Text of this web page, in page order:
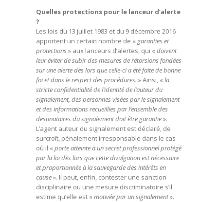
Quelles protections pour le lanceur d’alerte
?
Les lois du 13 juillet 1983 et du 9 décembre 2016
apportent un certain nombre de « garanties et
protections » aux lanceurs d’alertes, qui « doivent
leur éviter de subir des mesures de rétorsions fondées
sur une alerte dès lors que celle-ci a été faite de bonne
foi et dans le respect des procédures. » Ainsi, « la
stricte confidentialité de l’identité de l’auteur du
signalement, des personnes visées par le signalement
et des informations recueillies par l’ensemble des
destinataires du signalement doit être garantie».
L’agent auteur du signalement est déclaré, de
surcroît, pénalement irresponsable dans le cas
où il « porte atteinte à un secret professionnel protégé
par la loi dès lors que cette divulgation est nécessaire
et proportionnée à la sauvegarde des intérêts en
cause». Il peut, enfin, contester une sanction
disciplinaire ou une mesure discriminatoire s’il
estime qu’elle est « motivée par un signalement».